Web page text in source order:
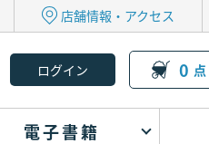
店舗情報・アクセス
0 点
電子書籍